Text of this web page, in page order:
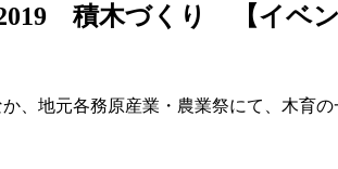
積木づくり 【イベン
、地元各務原産業・農業祭にて、木育